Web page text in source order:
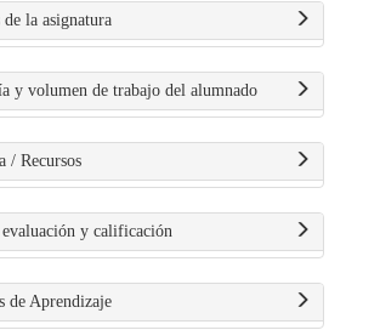
la asignatura
y volumen de trabajo del alumnado
/ Recursos
evaluación y calificación
de Aprendizaje